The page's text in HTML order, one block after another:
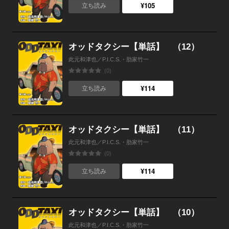
立ち読み ¥105
オッドタクシー【単話】 （12）
此元和津也／P.I.C.S.・肋家竹一
(0)
立ち読み ¥114
オッドタクシー【単話】 （11）
此元和津也／P.I.C.S.・肋家竹一
(0)
立ち読み ¥114
オッドタクシー【単話】 （10）
此元和津也／P.I.C.S.・肋家竹一